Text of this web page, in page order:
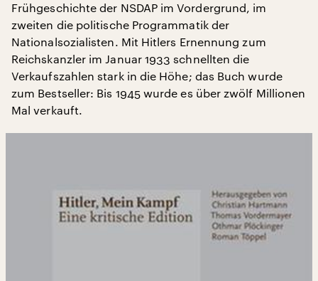
Frühgeschichte der NSDAP im Vordergrund, im
zweiten die politische Programmatik der
Nationalsozialisten. Mit Hitlers Ernennung zum
Reichskanzler im Januar 1933 schnellten die
Verkaufszahlen stark in die Höhe; das Buch wurde
zum Bestseller: Bis 1945 wurde es über zwölf Millionen
Mal verkauft.